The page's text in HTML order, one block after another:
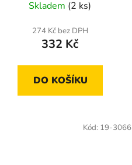
Skladem (2 ks)
274 Kč bez DPH
332 Kč
DO KOŠÍKU
Kód: 19-3066